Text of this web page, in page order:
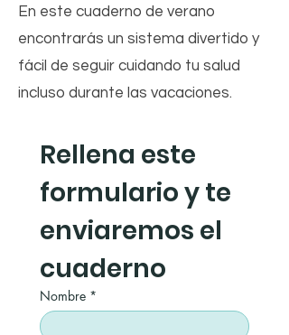
En este cuaderno de verano
encontrarás un sistema divertido y
fácil de seguir cuidando tu salud
incluso durante las vacaciones.
Rellena este
formulario y te
enviaremos el
cuaderno
Nombre *